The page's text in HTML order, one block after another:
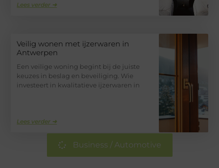
Lees verder ➜
Veilig wonen met ijzerwaren in
Antwerpen
Een veilige woning begint bij de juiste
keuzes in beslag en beveiliging. Wie
investeert in kwalitatieve ijzerwaren in
Lees verder ➜
Business / Automotive